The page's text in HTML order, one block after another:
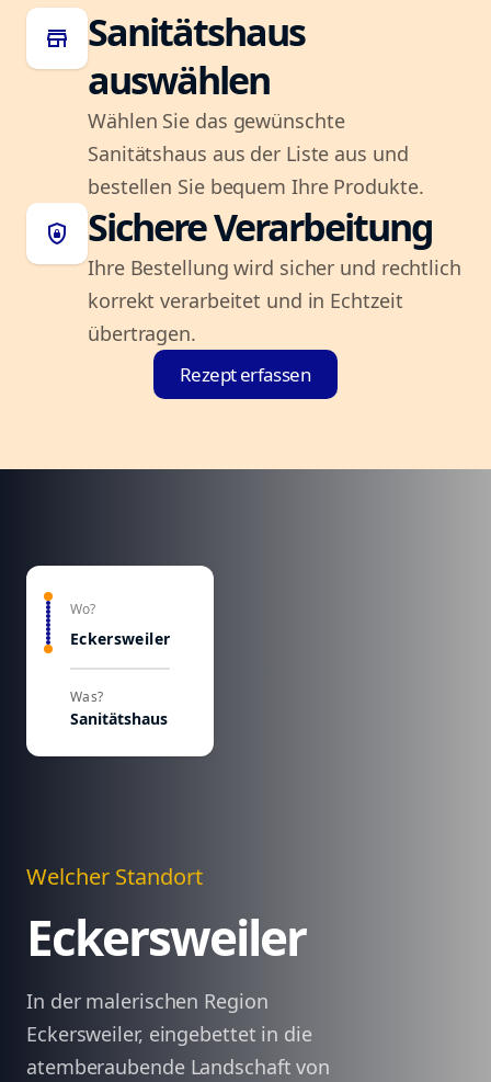
store
Sanitätshaus
auswählen
Wählen Sie das gewünschte
Sanitätshaus aus der Liste aus und
bestellen Sie bequem Ihre Produkte.
shield_lock Sichere Verarbeitung
Ihre Bestellung wird sicher und rechtlich
korrekt verarbeitet und in Echtzeit
übertragen.
Rezept erfassen
Wo?
Eckersweiler
Was?
Sanitätshaus
Welcher Standort
Eckersweiler
In der malerischen Region
Eckersweiler, eingebettet in die
atemberaubende Landschaft von